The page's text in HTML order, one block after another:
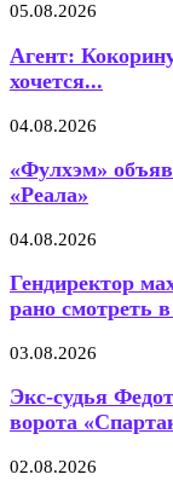
05.08.2026
Агент:
хочется...
04.08.2026
«Фулхэм»
«Реала»
04.08.2026
Гендиректор
рано смотреть
03.08.2026
Экс-судья
ворота
02.08.2026